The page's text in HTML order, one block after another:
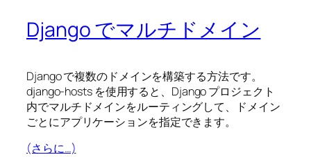
Django でマルチドメイン
Django で複数のドメインを構築する方法です。
django-hosts を使用すると、Django プロジェクト
内でマルチドメインをルーティングして、ドメイン
ごとにアプリケーションを指定できます。
(さらに…)